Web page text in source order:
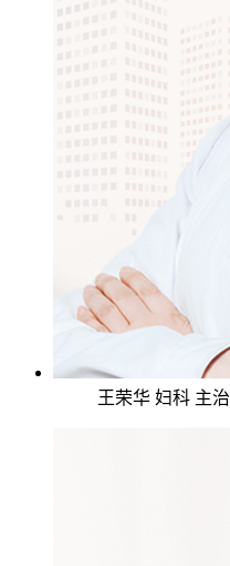
王荣华 妇科 主治